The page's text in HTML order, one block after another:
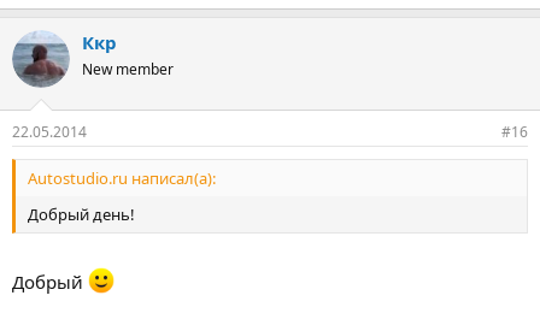
Ккр
New member
22.05.2014 #16
Autostudio.ru написал(а):
Добрый день!
Добрый